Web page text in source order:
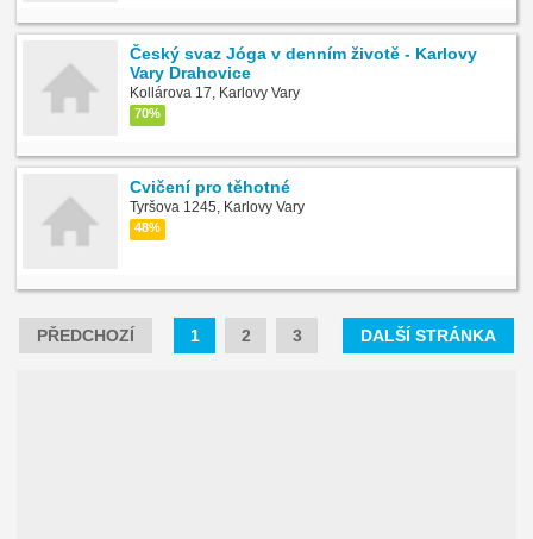
Český svaz Jóga v denním životě - Karlovy
Vary Drahovice
Kollárova 17, Karlovy Vary
70%
Cvičení pro těhotné
Tyršova 1245, Karlovy Vary
48%
PŘEDCHOZÍ 1 2 3 DALŠÍ STRÁNKA